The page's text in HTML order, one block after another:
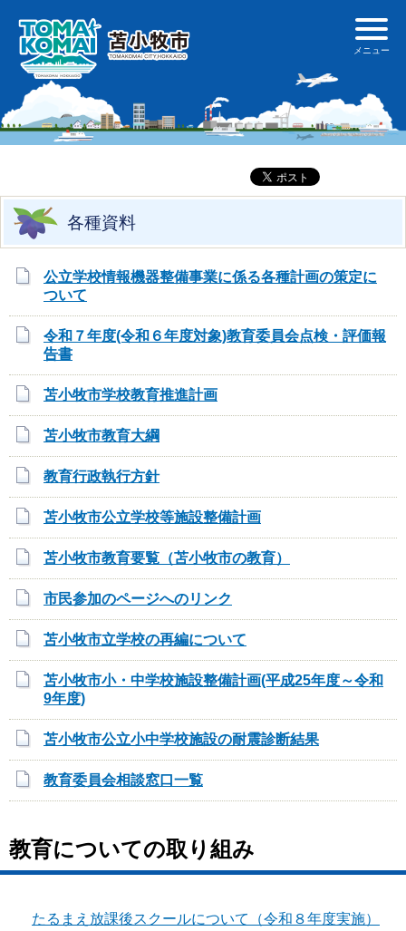
各種資料
公立学校情報機器整備事業に係る各種計画の策定に
ついて
令和７年度(令和６年度対象)教育委員会点検・評価報
告書
苫小牧市学校教育推進計画
苫小牧市教育大綱
教育行政執行方針
苫小牧市公立学校等施設整備計画
苫小牧市教育要覧（苫小牧市の教育）
市民参加のページへのリンク
苫小牧市立学校の再編について
苫小牧市小・中学校施設整備計画(平成25年度～令和
9年度)
苫小牧市公立小中学校施設の耐震診断結果
教育委員会相談窓口一覧
教育についての取り組み
たるまえ放課後スクールについて（令和８年度実施）